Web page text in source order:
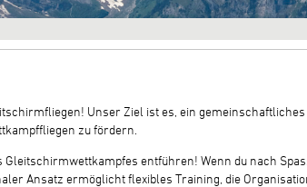
Unser Ziel ist es, ein
zu fördern.
Gleitschirmwettkampfes entführen! Wenn du nach
Ansatz ermöglicht flexibles Training, die